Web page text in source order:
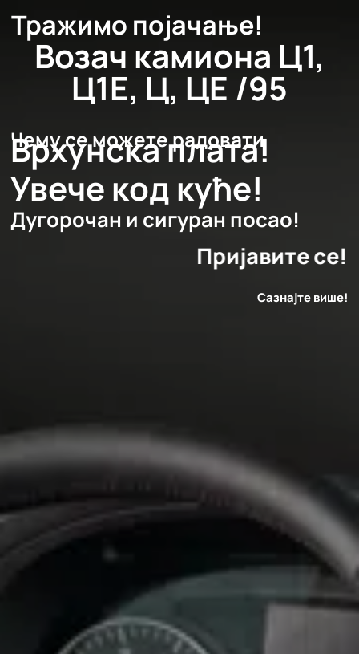
Тражимо појачање!
Возач камиона Ц1,
Ц1Е, Ц, ЦЕ /95
Чему се можете радовати
Врхунска плата!
Увече код куће!
Дугорочан и сигуран посао!
Пријавите се!
Сазнајте више!